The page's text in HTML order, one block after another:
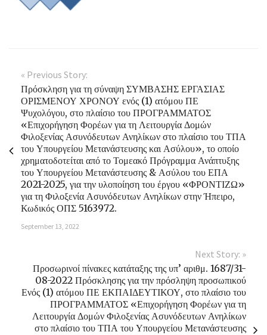
« Previous Story:
Πρόσκληση για τη σύναψη ΣΥΜΒΑΣΗΣ ΕΡΓΑΣΙΑΣ
ΟΡΙΣΜΕΝΟΥ ΧΡΟΝΟΥ ενός (1) ατόμου ΠΕ
Ψυχολόγου, στο πλαίσιο του ΠΡΟΓΡΑΜΜΑΤΟΣ
«Επιχορήγηση Φορέων για τη Λειτουργία Δομών
Φιλοξενίας Ασυνόδευτων Ανηλίκων στο πλαίσιο του ΤΠΑ
του Υπουργείου Μετανάστευσης και Ασύλου», το οποίο
χρηματοδοτείται από το Τομεακό Πρόγραμμα Ανάπτυξης
του Υπουργείου Μετανάστευσης & Ασύλου του ΕΠΑ
2021-2025, για την υλοποίηση του έργου «ΦΡΟΝΤΙΖΩ»
για τη Φιλοξενία Ασυνόδευτων Ανηλίκων στην Ήπειρο,
Κωδικός ΟΠΣ 5163972.
September 13, 2022
Next Story: »
Προσωρινοί πίνακες κατάταξης της υπ’ αριθμ. 1687/31-
08-2022 Πρόσκλησης για την πρόσληψη προσωπικού
Ενός (1) ατόμου ΠΕ ΕΚΠΑΙΔΕΥΤΙΚΟΥ, στο πλαίσιο του
ΠΡΟΓΡΑΜΜΑΤΟΣ «Επιχορήγηση Φορέων για τη
Λειτουργία Δομών Φιλοξενίας Ασυνόδευτων Ανηλίκων
στο πλαίσιο του ΤΠΑ του Υπουργείου Μετανάστευσης